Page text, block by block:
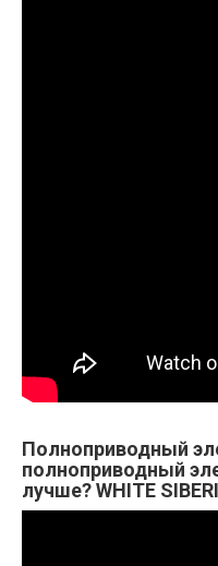
Полноприводный
полноприводный
лучше? WHITE